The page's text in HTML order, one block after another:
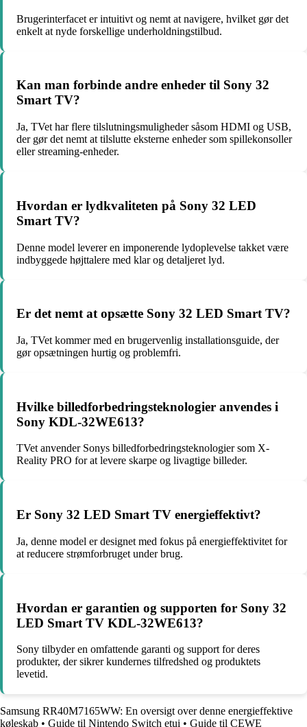
Brugerinterfacet er intuitivt og nemt at navigere, hvilket gør det
enkelt at nyde forskellige underholdningstilbud.
Kan man forbinde andre enheder til Sony 32
Smart TV?
Ja, TVet har flere tilslutningsmuligheder såsom HDMI og USB,
der gør det nemt at tilslutte eksterne enheder som spillekonsoller
eller streaming-enheder.
Hvordan er lydkvaliteten på Sony 32 LED
Smart TV?
Denne model leverer en imponerende lydoplevelse takket være
indbyggede højttalere med klar og detaljeret lyd.
Er det nemt at opsætte Sony 32 LED Smart TV?
Ja, TVet kommer med en brugervenlig installationsguide, der
gør opsætningen hurtig og problemfri.
Hvilke billedforbedringsteknologier anvendes i
Sony KDL-32WE613?
TVet anvender Sonys billedforbedringsteknologier som X-
Reality PRO for at levere skarpe og livagtige billeder.
Er Sony 32 LED Smart TV energieffektivt?
Ja, denne model er designet med fokus på energieffektivitet for
at reducere strømforbruget under brug.
Hvordan er garantien og supporten for Sony 32
LED Smart TV KDL-32WE613?
Sony tilbyder en omfattende garanti og support for deres
produkter, der sikrer kundernes tilfredshed og produktets
levetid.
Samsung RR40M7165WW: En oversigt over denne energieffektive
køleskab • Guide til Nintendo Switch etui • Guide til CEWE